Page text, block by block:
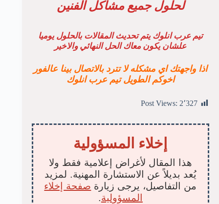
لحلول جميع مشاكل الفنين
تيم عرب انلوك يتم تحديث المقالات بالحلول يوميا
علشان يكون معاك الحل النهائي والاخير
اذا واجهتك اي مشكله لا تترد بالاتصال بينا عالفور
اخوكم الطويل تيم عرب انلوك
Post Views: 2٬327
إخلاء المسؤولية
هذا المقال لأغراض إعلامية فقط ولا
يُعد بديلاً عن الاستشارة المهنية. لمزيد
من التفاصيل، يرجى زيارة صفحة إخلاء
المسؤولية.